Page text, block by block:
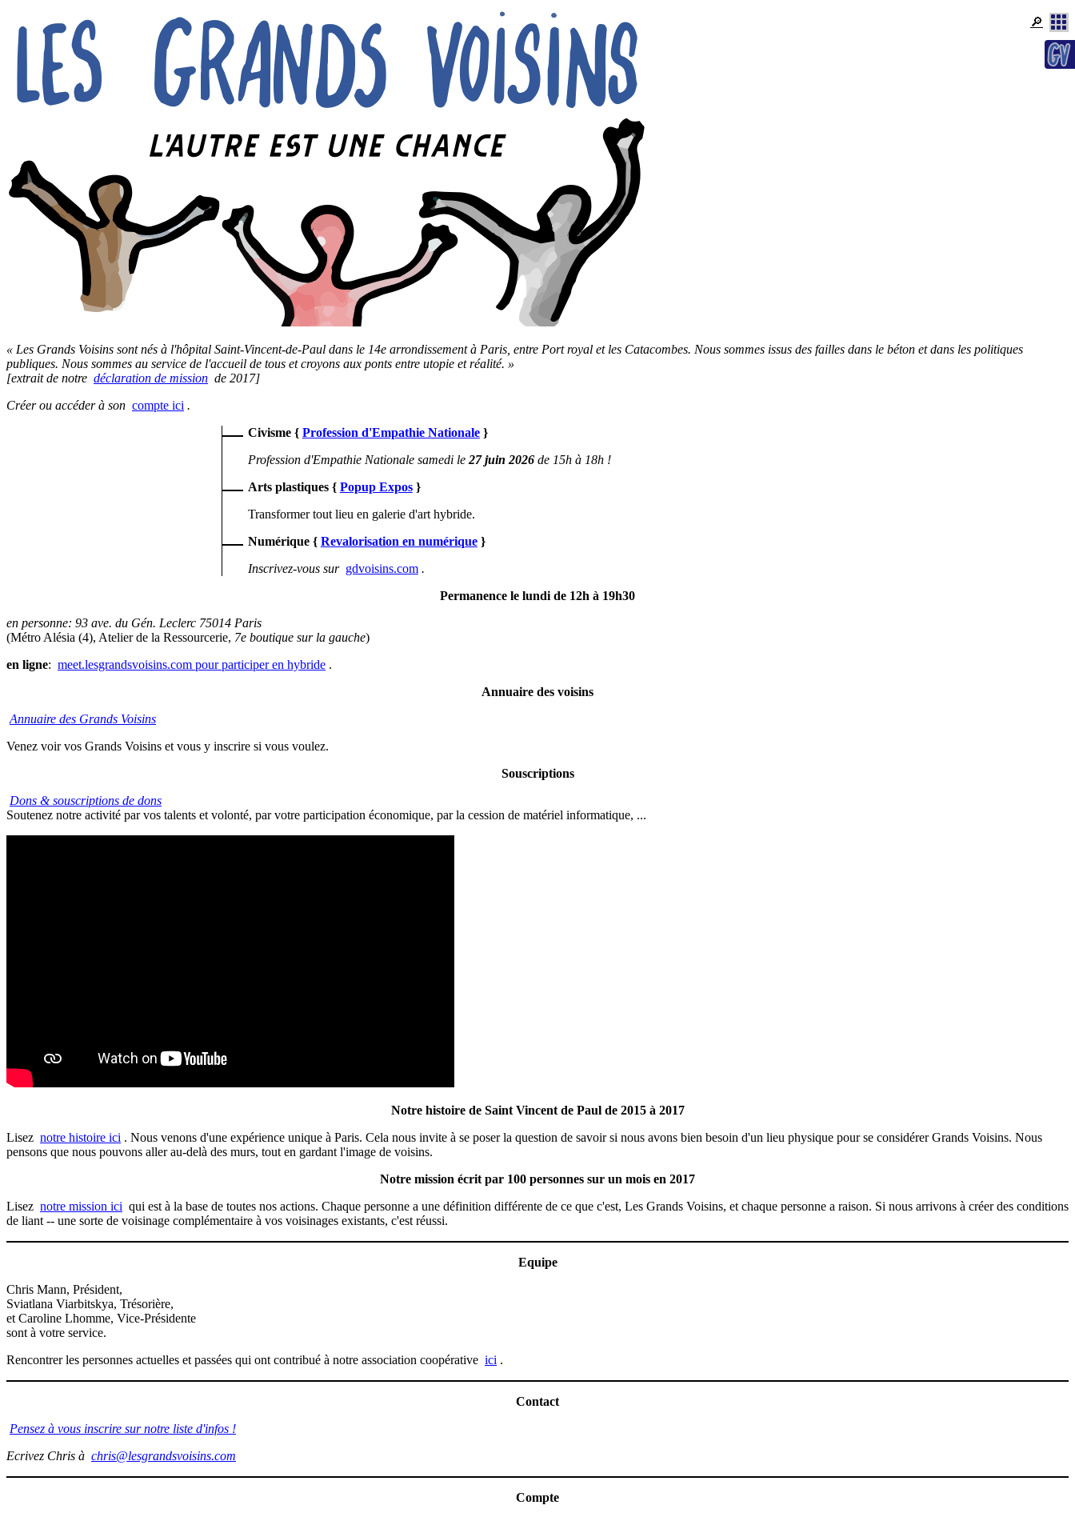
🔎
« Les Grands Voisins sont nés à l'hôpital Saint-Vincent-de-Paul dans le 14e arrondissement à Paris, entre Port royal et les Catacombes. Nous sommes issus des failles dans le béton et dans les politiques
publiques. Nous sommes au service de l'accueil de tous et croyons aux ponts entre utopie et réalité. »
[extrait de notre déclaration de mission de 2017]
Créer ou accéder à son compte ici .
Civisme{ Profession d'Empathie Nationale }
Profession d'Empathie Nationale samedi le27 juin 2026 de 15h à 18h !
Arts plastiques{ Popup Expos }
Transformer tout lieu en galerie d'art hybride.
Numérique{ Revalorisation en numérique }
Inscrivez-vous sur gdvoisins.com .
Permanence le lundi de 12h à 19h30
en personne: 93 ave. du Gén. Leclerc 75014 Paris
(Métro Alésia (4), Atelier de la Ressourcerie, 7e boutique sur la gauche)
en ligne: meet.lesgrandsvoisins.com pour participer en hybride .
Annuaire des voisins
Annuaire des Grands Voisins
Venez voir vos Grands Voisins et vous y inscrire si vous voulez.
Souscriptions
Dons & souscriptions de dons
Soutenez notre activité par vos talents et volonté, par votre participation économique, par la cession de matériel informatique, ...
Notre histoire de Saint Vincent de Paul de 2015 à 2017
Lisez notre histoire ici . Nous venons d'une expérience unique à Paris. Cela nous invite à se poser la question de savoir si nous avons bien besoin d'un lieu physique pour se considérer Grands Voisins. Nous
pensons que nous pouvons aller au-delà des murs, tout en gardant l'image de voisins.
Notre mission écrit par 100 personnes sur un mois en 2017
Lisez notre mission ici qui est à la base de toutes nos actions. Chaque personne a une définition différente de ce que c'est, Les Grands Voisins, et chaque personne a raison. Si nous arrivons à créer des conditions
de liant -- une sorte de voisinage complémentaire à vos voisinages existants, c'est réussi.
Equipe
Chris Mann, Président,
Sviatlana Viarbitskya, Trésorière,
et Caroline Lhomme, Vice-Présidente
sont à votre service.
Rencontrer les personnes actuelles et passées qui ont contribué à notre association coopérative ici .
Contact
Pensez à vous inscrire sur notre liste d'infos !
Ecrivez Chris à chris@lesgrandsvoisins.com
Compte